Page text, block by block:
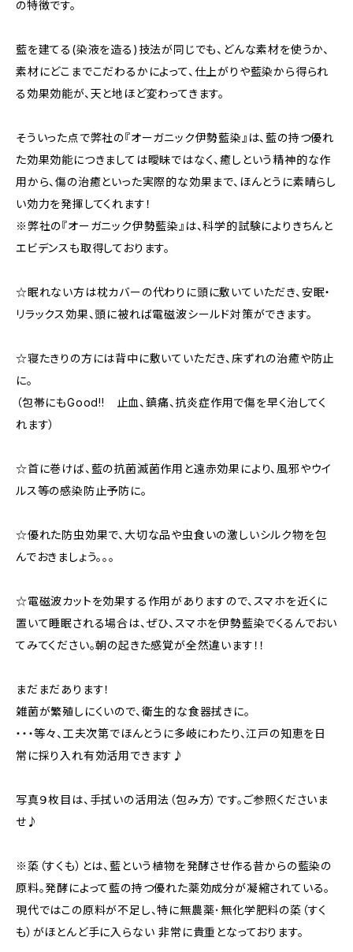
の特徴です。
藍を建てる(染液を造る)技法が同じでも、どんな素材を使うか、
素材にどこまでこだわるかによって、仕上がりや藍染から得られ
る効果効能が、天と地ほど変わってきます。
そういった点で弊社の『オーガニック伊勢藍染』は、藍の持つ優れ
た効果効能につきましては曖昧ではなく、癒しという精神的な作
用から、傷の治癒といった実際的な効果まで、ほんとうに素晴らし
い効力を発揮してくれます！
※弊社の『オーガニック伊勢藍染』は、科学的試験によりきちんと
エビデンスも取得しております。
☆眠れない方は枕カバーの代わりに頭に敷いていただき、安眠・
リラックス効果、頭に被れば電磁波シールド対策ができます。
☆寝たきりの方には背中に敷いていただき、床ずれの治癒や防止
に。
（包帯にもGood!! 止血、鎮痛、抗炎症作用で傷を早く治してく
れます）
☆首に巻けば、藍の抗菌滅菌作用と遠赤効果により、風邪やウイ
ルス等の感染防止予防に。
☆優れた防虫効果で、大切な品や虫食いの激しいシルク物を包
んでおきましょう。。。
☆電磁波カットを効果する作用がありますので、スマホを近くに
置いて睡眠される場合は、ぜひ、スマホを伊勢藍染でくるんでおい
てみてください。朝の起きた感覚が全然違います！！
まだまだあります！
雑菌が繁殖しにくいので、衛生的な食器拭きに。
・・・等々、工夫次第でほんとうに多岐にわたり、江戸の知恵を日
常に採り入れ有効活用できます♪
写真９枚目は、手拭いの活用法（包み方）です。ご参照くださいま
せ♪
※蒅（すくも）とは、藍という植物を発酵させ作る昔からの藍染の
原料。発酵によって藍の持つ優れた薬効成分が凝縮されている。
現代ではこの原料が不足し、特に無農薬･無化学肥料の蒅（すく
も）がほとんど手に入らない 非常に貴重となっております。